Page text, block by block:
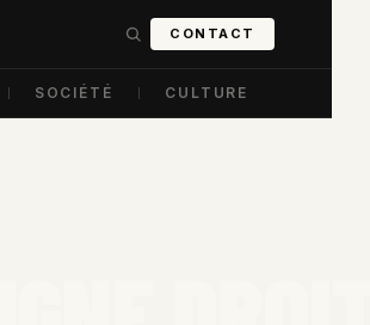
CONTACT
SOCIÉTÉ CULTURE